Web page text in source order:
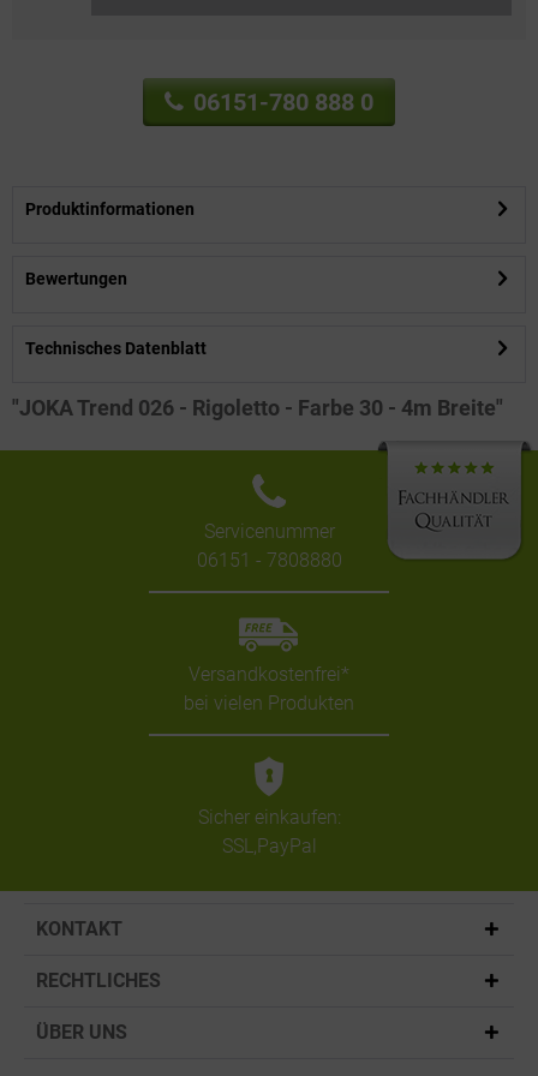
06151-780 888 0
Produktinformationen
Bewertungen
Technisches Datenblatt
"JOKA Trend 026 - Rigoletto - Farbe 30 - 4m Breite"
Servicenummer
06151 - 7808880
Versandkostenfrei*
bei vielen Produkten
Sicher einkaufen:
SSL,PayPal
KONTAKT
RECHTLICHES
ÜBER UNS